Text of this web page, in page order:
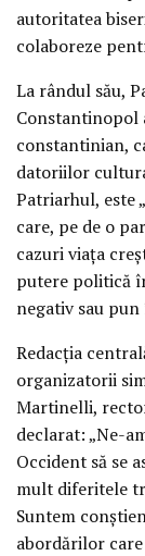
autoritatea
colaboreze
La rândul său,
Constantinopol
constantinian,
datoriilor
Patriarhul, este
care, pe de o
cazuri viaţa
putere politică
negativ sau
Redacţia
organizatorii
Martinelli,
declarat: „Ne-
Occident să se
mult diferitele
Suntem
abordărilor